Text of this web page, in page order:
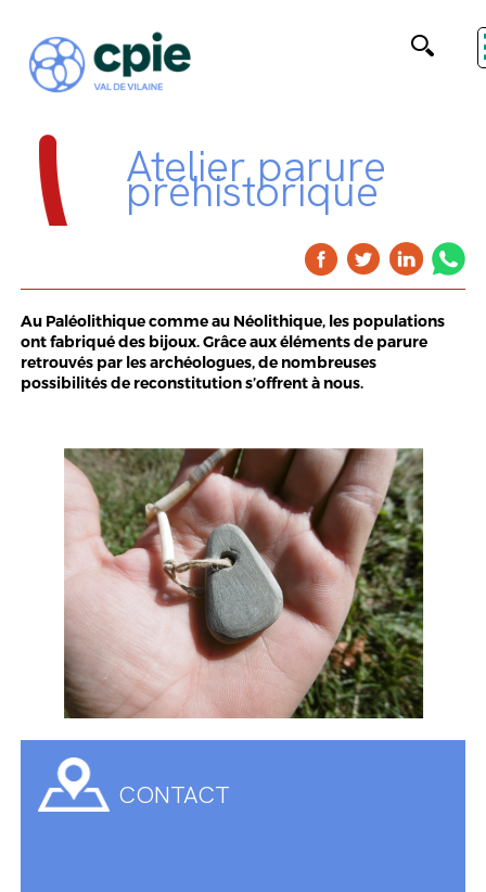
Atelier parure
préhistorique
Au Paléolithique comme au Néolithique, les populations
ont fabriqué des bijoux. Grâce aux éléments de parure
retrouvés par les archéologues, de nombreuses
possibilités de reconstitution s’offrent à nous.
CONTACT